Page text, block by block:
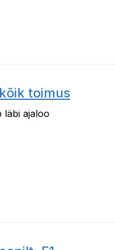
toimus
läbi ajaloo